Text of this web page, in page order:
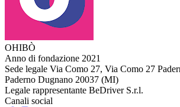
OHIBÒ
Anno di fondazione 2021
Sede legale Via Como 27, Via Como 27
Paderno Dugnano 20037 (MI)
Legale rappresentante BeDriver S.r.l.
Canali social